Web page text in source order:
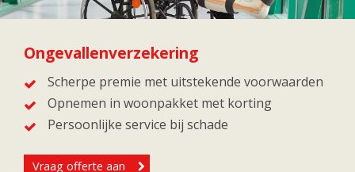
Ongevallenverzekering
Scherpe premie met uitstekende voorwaarden
Opnemen in woonpakket met korting
Persoonlijke service bij schade
Vraag offerte aan